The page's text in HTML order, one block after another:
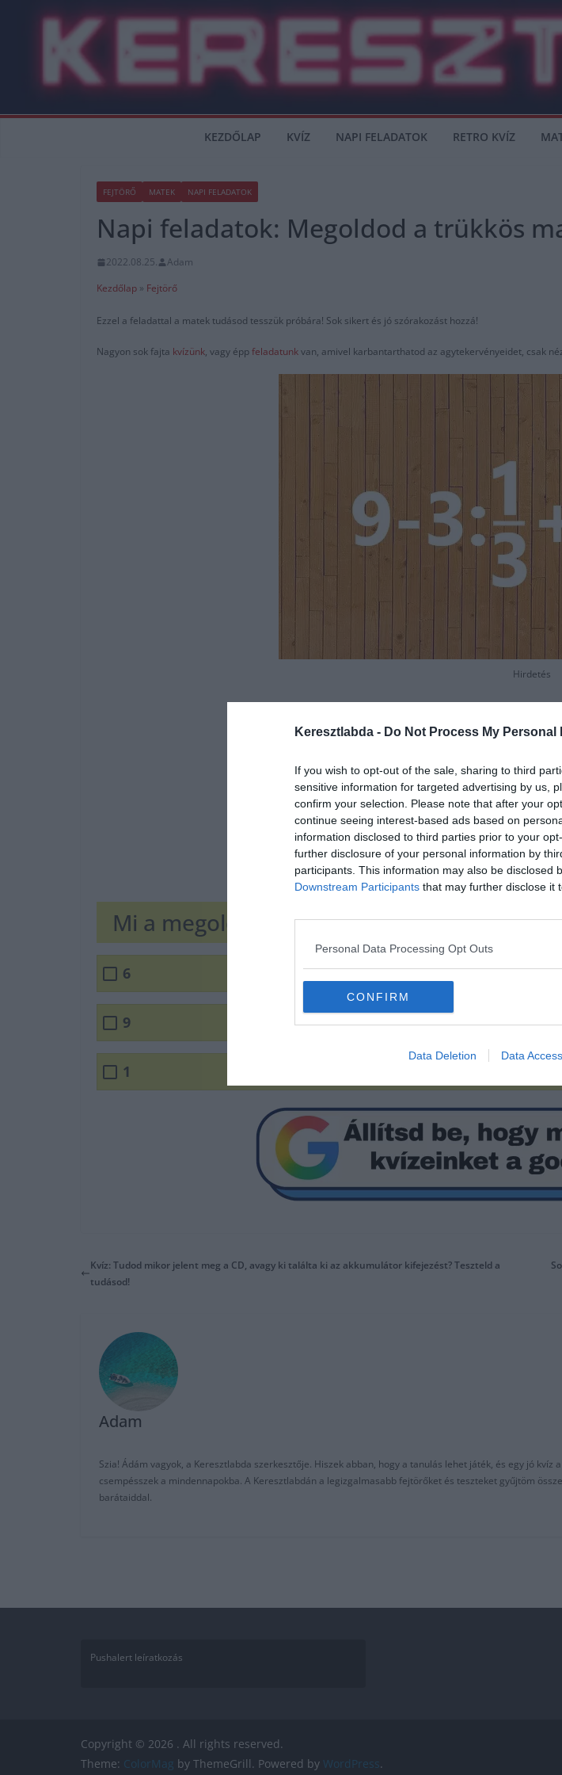
Keresztlabda - Do Not Process My Personal
If you wish to opt-out of the sale, sharing to third
sensitive information for targeted advertising by us,
confirm your selection. Please note that after your
continue seeing interest-based ads based on
information disclosed to third parties prior to your
further disclosure of your personal information by
participants. This information may also be disclosed
Downstream Participants that may further disclose it
Personal Data Processing Opt Outs
CONFIRM
Data Deletion Data Access
KEZDŐLAP KVÍZ NAPI FELADATOK RETRO KVÍZ
FEJTÖRŐ MATEK NAPI FELADATOK
Napi feladatok: Megoldod a trükkös
2022.08.25.
Adam
Kezdőlap » Fejtörő
Ezzel a feladattal a matek tudásod tesszük próbára! Sok sikert és jó szórakozást hozzá!
Nagyon sok fajta kvízünk, vagy éppfeladatunkvan, amivel karbantarthatod az agytekervényeidet, csak
Hirdetés
Mi a megoldás?
6
9
1
Kvíz: Tudod mikor jelent meg a CD, avagy ki találta ki az akkumulátor kifejezést? Teszteld a
tudásod!
Adam
Szia! Ádám vagyok, a Keresztlabda szerkesztője. Hiszek abban, hogy a tanulás lehet játék, és egy jó
csempésszek a mindennapokba. A Keresztlabdán a legizgalmasabb fejtörőket és teszteket gyűjtöm
barátaiddal.
Pushalert leíratkozás
Copyright © 2026 . All rights reserved.
Theme: ColorMag by ThemeGrill. Powered by WordPress.